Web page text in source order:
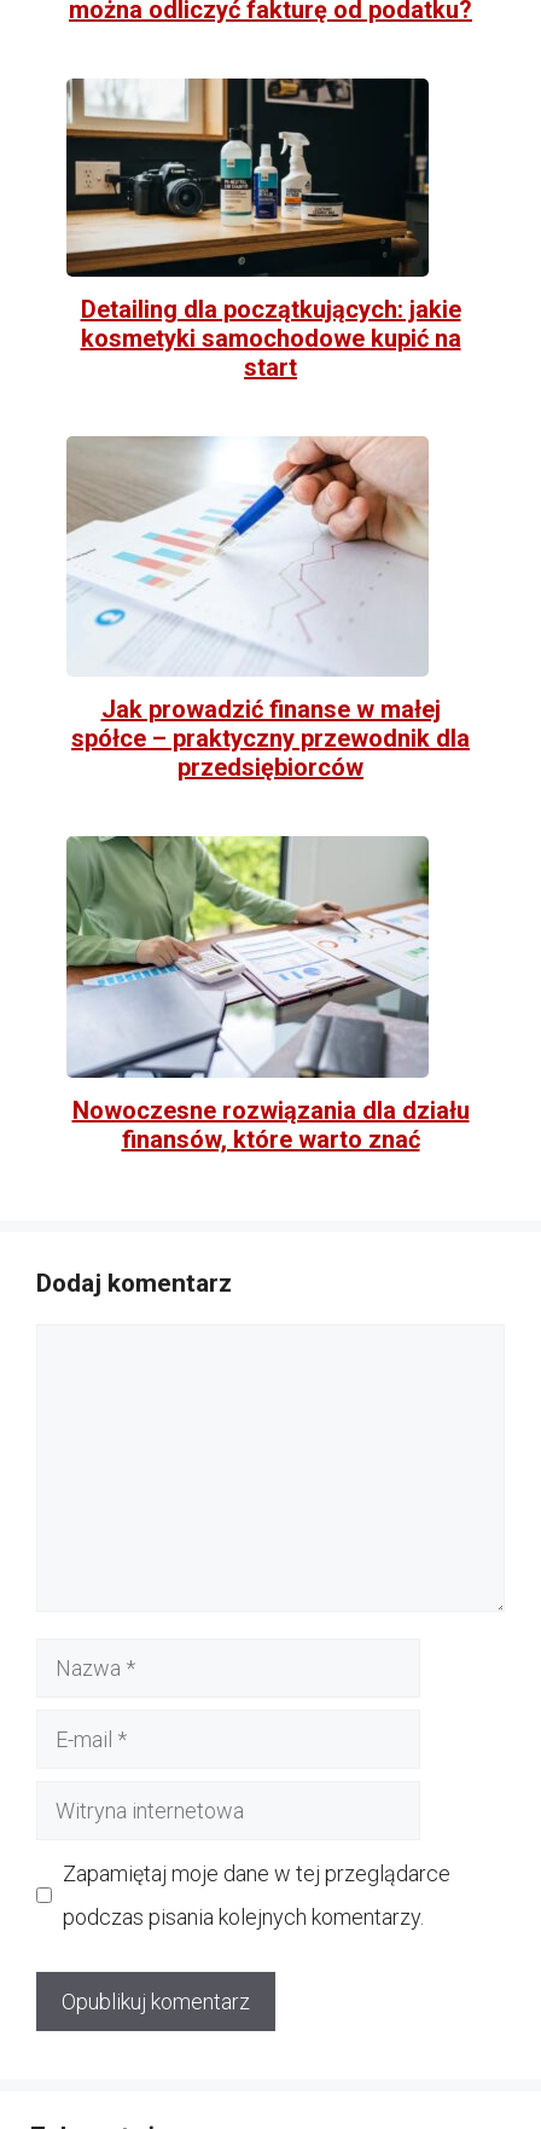
można odliczyć fakturę od podatku?
Detailing dla początkujących: jakie
kosmetyki samochodowe kupić na
start
Jak prowadzić finanse w małej
spółce – praktyczny przewodnik dla
przedsiębiorców
Nowoczesne rozwiązania dla działu
finansów, które warto znać
Dodaj komentarz
Nazwa
Witryna
Zapamiętaj moje dane w tej przeglądarce
podczas pisania kolejnych komentarzy.